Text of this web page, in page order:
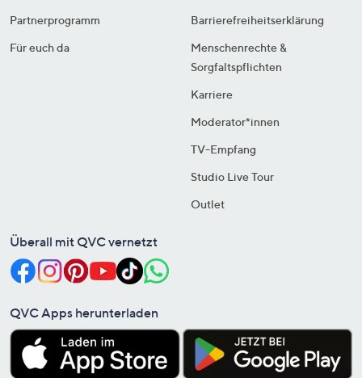
Partnerprogramm
Für euch da
Barrierefreiheitserklärung
Menschenrechte &
Sorgfaltspflichten
Karriere
Moderator*innen
TV-Empfang
Studio Live Tour
Outlet
Überall mit QVC vernetzt
QVC Apps herunterladen